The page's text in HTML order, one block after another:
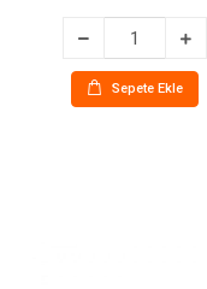
Sepete Ekle